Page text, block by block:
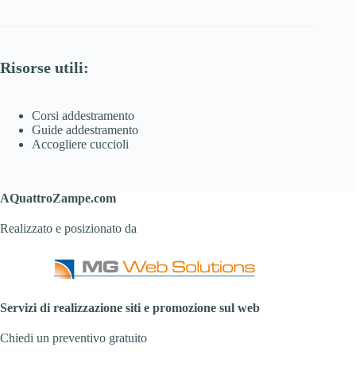
Risorse utili:
Corsi addestramento
Guide addestramento
Accogliere cuccioli
AQuattroZampe.com
Realizzato e posizionato da
Servizi di realizzazione siti e promozione sul web
Chiedi un preventivo gratuito